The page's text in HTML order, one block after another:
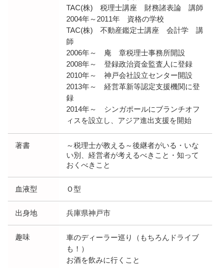
TAC(株) 税理士講座 財務諸表論 講師
2004年～2011年 資格の学校
TAC(株) 不動産鑑定士講座 会計学 講
師
2006年～ 庵 章税理士事務所開設
2008年～ 登録政治資金監査人に登録
2010年～ 神戸会社設立センター開設
2013年～ 経営革新等認定支援機関に登
録
2014年～ シンガポールにブランチオフ
ィスを設立し、アジア進出支援を開始
著書
～税理士が教える～後継者がいる・いな
い別、経営者が考えるべきこと・知って
おくべきこと
血液型 Ｏ型
出身地 兵庫県神戸市
趣味
車のディーラー巡り（もちろんドライブ
も！）
お酒を飲みに行くこと